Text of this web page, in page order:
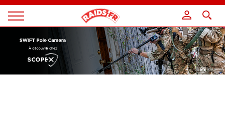
Magazine
Panneau de gestion des cookies